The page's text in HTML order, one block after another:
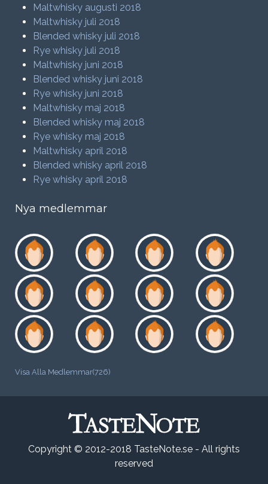
Maltwhisky augusti 2018
Maltwhisky juli 2018
Blended whisky juli 2018
Rye whisky juli 2018
Maltwhisky juni 2018
Blended whisky juni 2018
Rye whisky juni 2018
Maltwhisky maj 2018
Blended whisky maj 2018
Rye whisky maj 2018
Maltwhisky april 2018
Blended whisky april 2018
Rye whisky april 2018
Nya medlemmar
Visa Alla Medlemmar(726)
Copyright © 2012-2018 TasteNote.se - All rights
reserved